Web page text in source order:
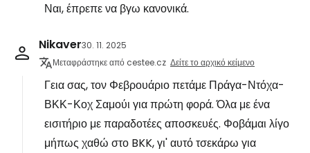
Ναι, έπρεπε να βγω κανονικά.
Nikaver30. 11. 2025
Μεταφράστηκε από cestee.cz Δείτε το αρχικό κείμενο
Γεια σας, τον Φεβρουάριο πετάμε Πράγα-Ντόχα-
ΒΚΚ-Κοχ Σαμούι για πρώτη φορά. Όλα με ένα
εισιτήριο με παραδοτέες αποσκευές. Φοβάμαι λίγο
μήπως χαθώ στο BKK, γι' αυτό τσεκάρω για